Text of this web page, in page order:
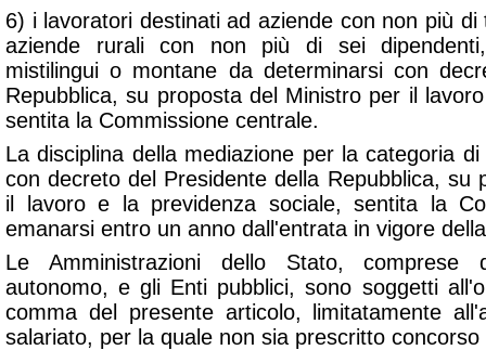
6) i lavoratori destinati ad aziende con non più
aziende rurali con non più di sei
mistilingui o montane da determinarsi con
Repubblica, su proposta del Ministro per il
sentita la Commissione centrale.
La disciplina della mediazione per la categoria
con decreto del Presidente della Repubblica, su
il lavoro e la previdenza sociale, sentita la
emanarsi entro un anno dall'entrata in vigore
Le Amministrazioni dello Stato, comprese
autonomo, e gli Enti pubblici, sono soggetti
comma del presente articolo, limitatamente
salariato, per la quale non sia prescritto concorso